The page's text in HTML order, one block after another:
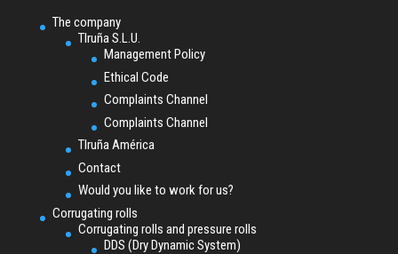
The company
TIruña S.L.U.
Management Policy
Ethical Code
Complaints Channel
Complaints Channel
TIruña América
Contact
Would you like to work for us?
Corrugating rolls
Corrugating rolls and pressure rolls
DDS (Dry Dynamic System)